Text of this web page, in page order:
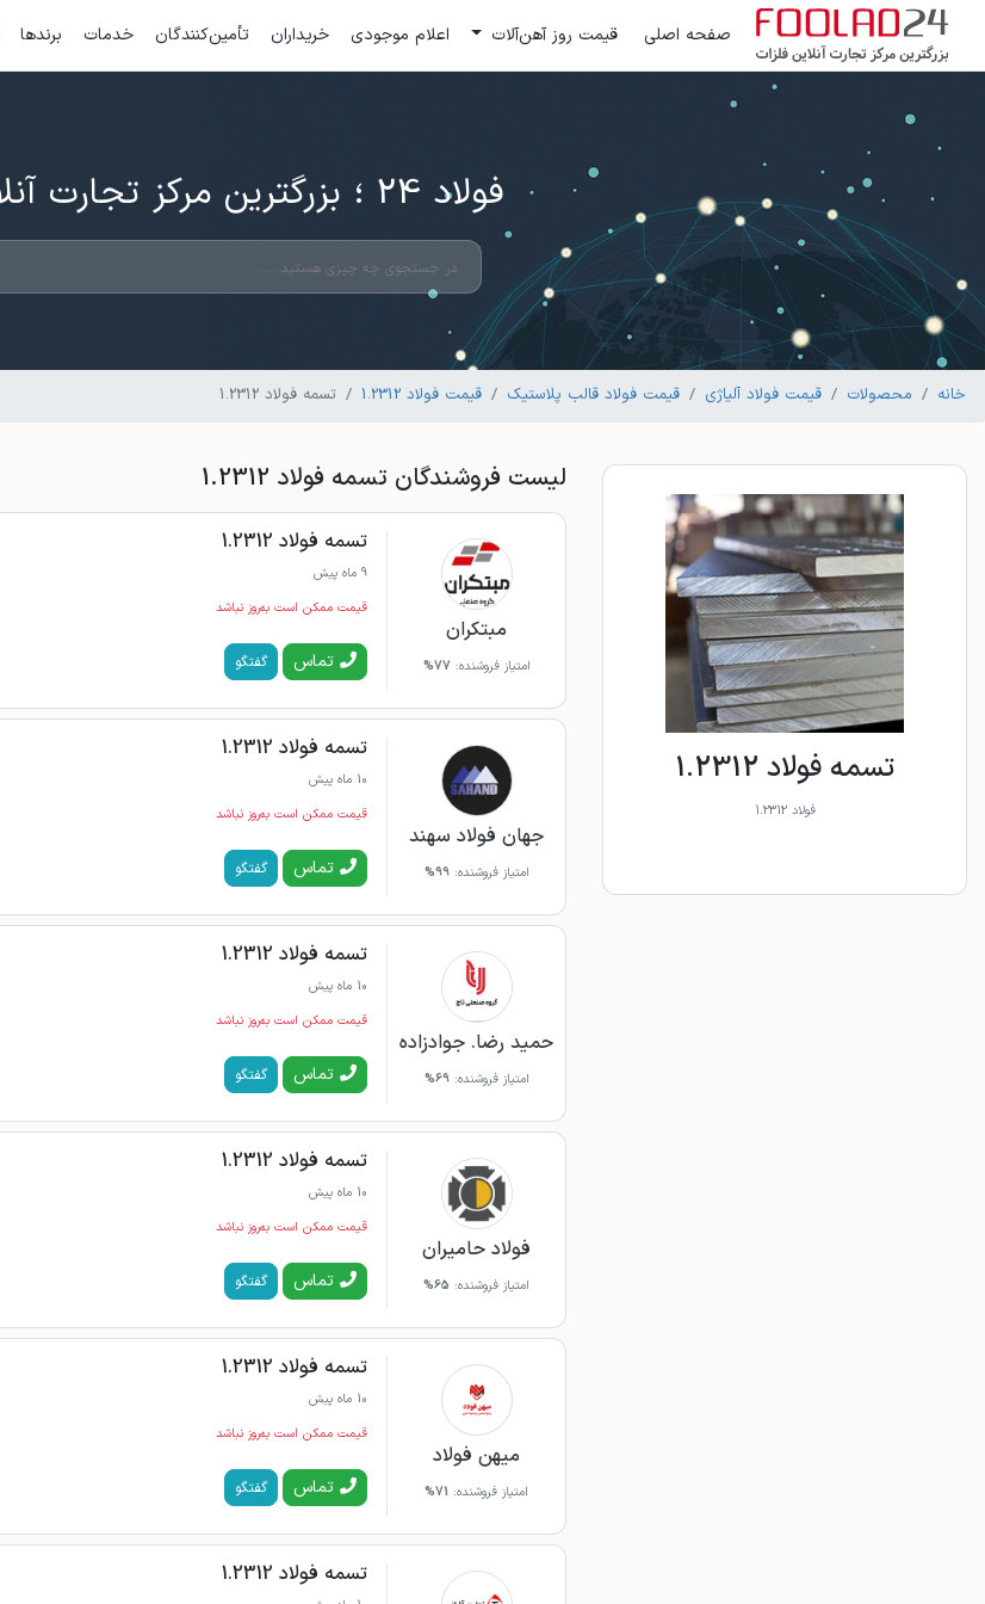
صفحه اصلی قیمت روز آهن‌آلات اعلام موجودی خریداران تأمین‌کنندگان خدمات برندها
فولاد 24 ؛ بزرگترین مرکز تجارت آنلاین فلزات
خانه محصولات قیمت فولاد آلیاژی قیمت فولاد قالب پلاستیک قیمت فولاد 1.2312 تسمه فولاد 1.2312
تسمه فولاد 1.2312
فولاد 1.2312
لیست فروشندگان تسمه فولاد 1.2312
مبتکران
امتیاز فروشنده: 77%
تسمه فولاد 1.2312
9 ماه پیش
قیمت ممکن است به‌روز نباشد
تماس گفتگو
جهان فولاد سهند
امتیاز فروشنده:99%
تسمه فولاد 1.2312
10 ماه پیش
قیمت ممکن است به‌روز نباشد
تماس گفتگو
حمید رضا. جوادزاده
امتیاز فروشنده:69%
تسمه فولاد 1.2312
10 ماه پیش
قیمت ممکن است به‌روز نباشد
تماس گفتگو
فولاد حامیران
امتیاز فروشنده: 65%
تسمه فولاد 1.2312
10 ماه پیش
قیمت ممکن است به‌روز نباشد
تماس گفتگو
میهن فولاد
امتیاز فروشنده: 71%
تسمه فولاد 1.2312
10 ماه پیش
قیمت ممکن است به‌روز نباشد
تماس گفتگو
تسمه فولاد 1.2312